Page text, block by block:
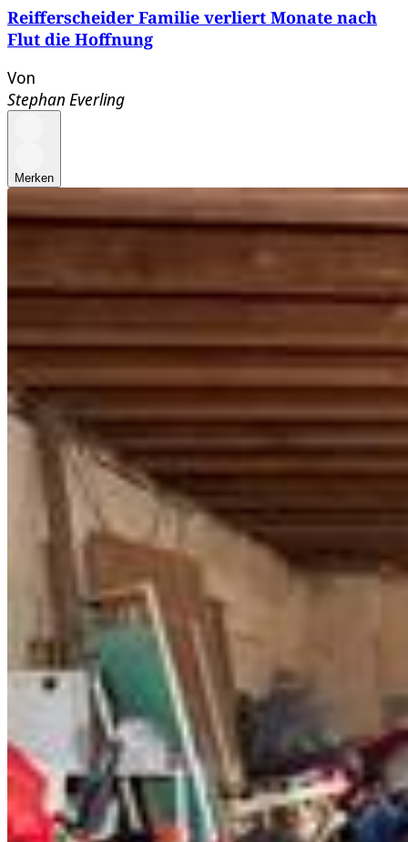
Reifferscheider Familie verliert Monate nach
Flut die Hoffnung
Von
Stephan Everling
Merken